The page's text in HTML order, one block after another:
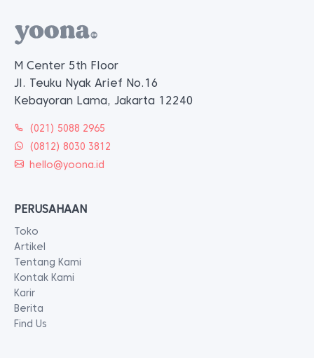
M Center 5th Floor
Jl. Teuku Nyak Arief No.16
Kebayoran Lama, Jakarta 12240
(021) 5088 2965
(0812) 8030 3812
hello@yoona.id
PERUSAHAAN
Toko
Artikel
Tentang Kami
Kontak Kami
Karir
Berita
Find Us